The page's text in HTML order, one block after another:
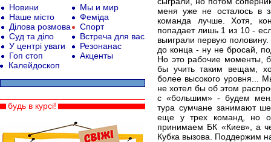
меня уже не осталось в
команда лучше. Хотя,
попадает лишь 1 из 10 -
выиграли первую половину.
до конца - ну не бросай,
Но это рабочие моменты,
бы учить таким вещам,
более высокого уровня...
не хотел бы об этом
с «большим» - будем
тура сумчане занимают
еще у трех команд, но
принимаем БК «Киев», а
Кубка вызова. Поддержим
Новини
Наше місто
Ділова розмова
Суд та діло
У центрі уваги
Гоп стоп
Мы и мир
Феміда
Спорт
Встреча для вас
Резонанас
Акценты
Калейдоскоп
будь в курсі!